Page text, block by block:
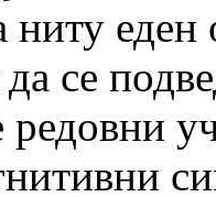
ниту
се
редовни